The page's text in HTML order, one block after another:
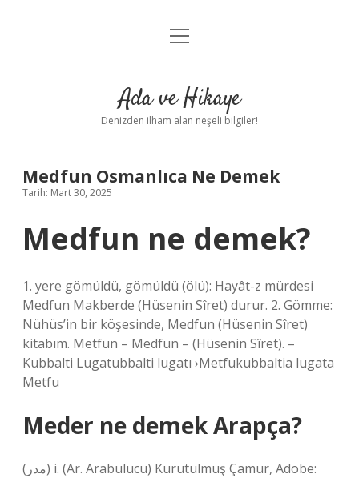
Anasayfa
Yasal Uyarı
menüyü
Ada ve Hikaye
Denizden ilham alan neşeli bilgiler!
Medfun Osmanlıca Ne Demek
Tarih: Mart 30, 2025
Medfun ne demek?
1. yere gömüldü, gömüldü (ölü): Hayât-z mürdesi
Medfun Makberde (Hüsenin Sîret) durur. 2. Gömme:
Nühüs’in bir köşesinde, Medfun (Hüsenin Sîret)
kitabım. Metfun – Medfun – (Hüsenin Sîret). –
Kubbalti Lugatubbalti lugatı ›Metfukubbaltia lugata
Metfu
Meder ne demek Arapça?
(ﻣﺪﺭ) i. (Ar. Arabulucu) Kurutulmuş Çamur, Adobe: